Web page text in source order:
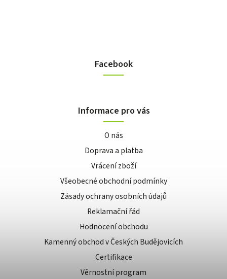
Facebook
Informace pro vás
O nás
Doprava a platba
Vrácení zboží
Všeobecné obchodní podmínky
Zásady ochrany osobních údajů
Reklamační řád
Hodnocení obchodu
Kamenný obchod v Českých Budějovicích
Certifikace
Věrnostní program